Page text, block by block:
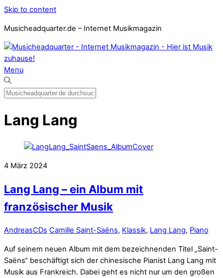
Skip to content
Musicheadquarter.de – Internet Musikmagazin
Menu
Lang Lang
4 März 2024
Lang Lang – ein Album mit
französischer Musik
AndreasCDs Camille Saint-Saëns, Klassik, Lang Lang, Piano
Auf seinem neuen Album mit dem bezeichnenden Titel „Saint-
Saëns“ beschäftigt sich der chinesische Pianist Lang Lang mit
Musik aus Frankreich. Dabei geht es nicht nur um den großen